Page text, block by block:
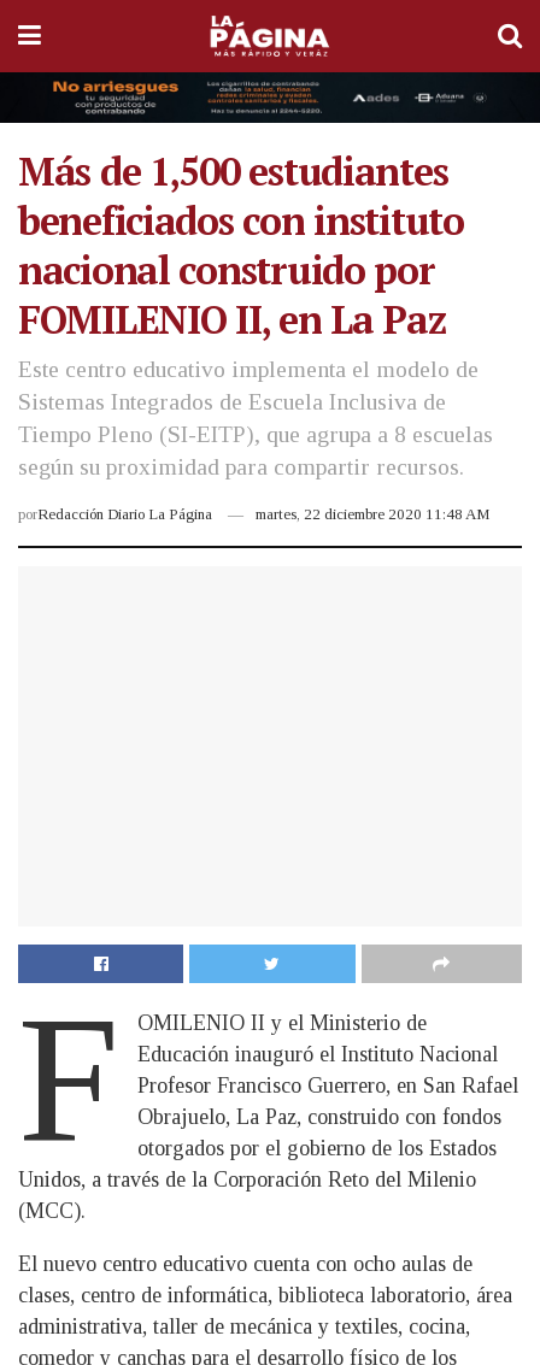
Más de 1,500 estudiantes
beneficiados con instituto
nacional construido por
FOMILENIO II, en La Paz
Este centro educativo implementa el modelo de
Sistemas Integrados de Escuela Inclusiva de
Tiempo Pleno (SI-EITP), que agrupa a 8 escuelas
según su proximidad para compartir recursos.
porRedacción Diario La Página martes, 22 diciembre 2020 11:48 AM
F
OMILENIO II y el Ministerio de
Educación inauguró el Instituto Nacional
Profesor Francisco Guerrero, en San Rafael
Obrajuelo, La Paz, construido con fondos
otorgados por el gobierno de los Estados
Unidos, a través de la Corporación Reto del Milenio
(MCC).
El nuevo centro educativo cuenta con ocho aulas de
clases, centro de informática, biblioteca laboratorio, área
administrativa, taller de mecánica y textiles, cocina,
comedor y canchas para el desarrollo físico de los